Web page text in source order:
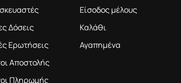
Δόσεις
Ερωτήσεις
Αποστολής
Πληρωμής
Είσοδος μέλους
Καλάθι
Αγαπημένα